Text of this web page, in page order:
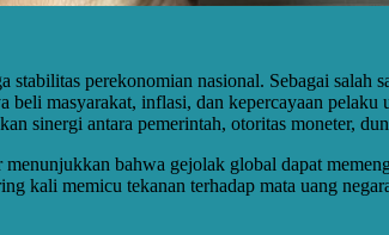
perekonomian nasional. Sebagai
beli masyarakat, inflasi, dan kepercayaan
sinergi antara pemerintah, otoritas moneter,
bahwa gejolak global dapat
kali memicu tekanan terhadap mata uang